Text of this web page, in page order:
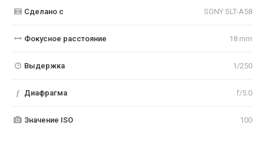
Сделано с SONY SLT-A58
Фокусное расстояние 18 mm
Выдержка 1/250
f Диафрагма f/5.0
Значение ISO 100